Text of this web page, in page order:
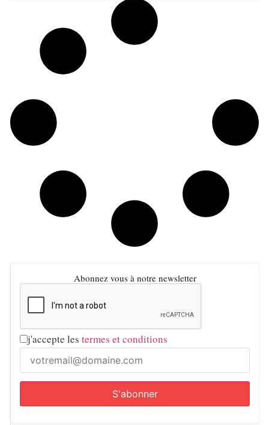
Abonnez vous à notre newsletter
j'accepte les termes et conditions